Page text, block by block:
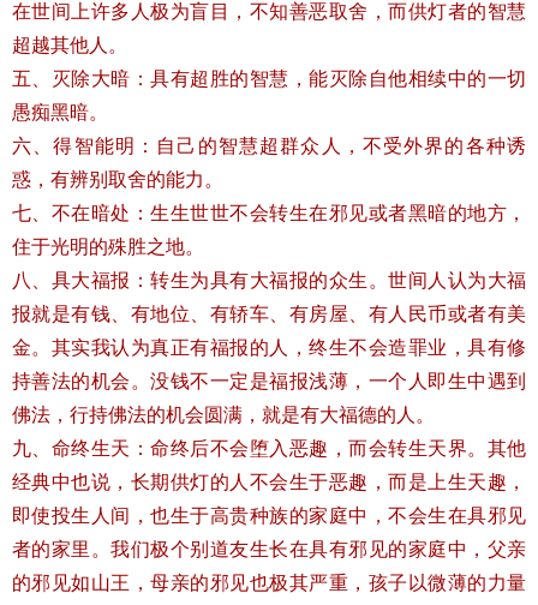
在世间上许多人极为盲目，不知善恶取舍，而供灯者的智慧
超越其他人。
五、灭除大暗：具有超胜的智慧，能灭除自他相续中的一切
愚痴黑暗。
六、得智能明：自己的智慧超群众人，不受外界的各种诱
惑，有辨别取舍的能力。
七、不在暗处：生生世世不会转生在邪见或者黑暗的地方，
住于光明的殊胜之地。
八、具大福报：转生为具有大福报的众生。世间人认为大福
报就是有钱、有地位、有轿车、有房屋、有人民币或者有美
金。其实我认为真正有福报的人，终生不会造罪业，具有修
持善法的机会。没钱不一定是福报浅薄，一个人即生中遇到
佛法，行持佛法的机会圆满，就是有大福德的人。
九、命终生天：命终后不会堕入恶趣，而会转生天界。其他
经典中也说，长期供灯的人不会生于恶趣，而是上生天趣，
即使投生人间，也生于高贵种族的家庭中，不会生在具邪见
者的家里。我们极个别道友生长在具有邪见的家庭中，父亲
的邪见如山王，母亲的邪见也极其严重，孩子以微薄的力量